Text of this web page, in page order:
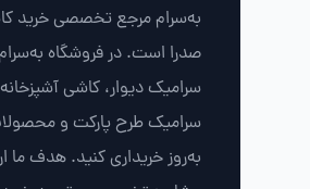
به‌سرام مرجع تخصصی خرید
صدرا است. در فروشگاه
سرامیک دیوار، کاشی
سرامیک طرح پارکت و
به‌روز خریداری کنید. هدف